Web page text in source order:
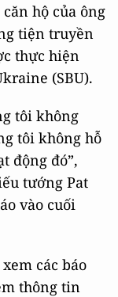
hộ của ông
tiện truyền
thực hiện
(SBU).
tôi không
tôi không hỗ
động đó”,
tướng Pat
vào cuối
các báo
thông tin